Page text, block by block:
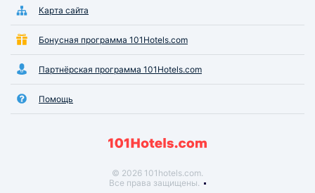
Карта сайта
Бонусная программа 101Hotels.com
Партнёрская программа 101Hotels.com
Помощь
© 2026 101hotels.com.
Все права защищены.